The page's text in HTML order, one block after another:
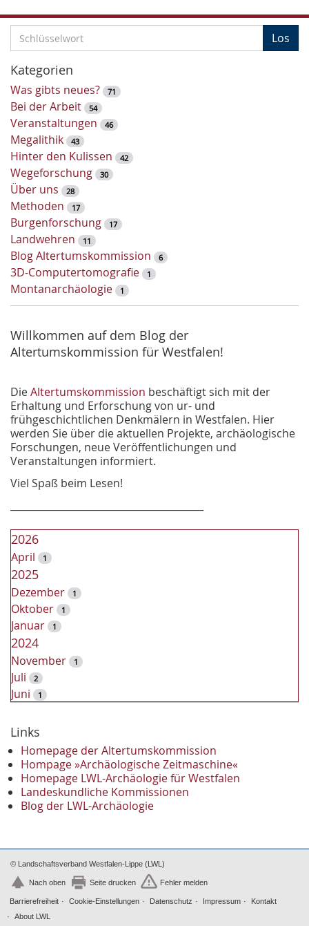
c
h
l
ü
s
s
e
l
w
o
r
t
-
S
u
c
e
Los
Kategorien
Was gibts neues? 71
Bei der Arbeit 54
Veranstaltungen 46
Megalithik 43
Hinter den Kulissen 42
Wegeforschung 30
Über uns 28
Methoden 17
Burgenforschung 17
Landwehren 11
Blog Altertumskommission 6
3D-Computertomografie 1
Montanarchäologie 1
Willkommen auf dem Blog der
Altertumskommission für Westfalen!
DieAltertumskommission beschäftigt sich mit der
Erhaltung und Erforschung von ur- und
frühgeschichtlichen Denkmälern in Westfalen. Hier
werden Sie über die aktuellen Projekte, archäologische
Forschungen, neue Veröffentlichungen und
Veranstaltungen informiert.
Viel Spaß beim Lesen!
2026
April 1
2025
Dezember 1
Oktober 1
Januar 1
2024
November 1
Juli 2
Juni 1
Dezember
November 2
Oktober 1
September 2
August 1
Mai 1
Januar 3
2022
Oktober 1
September 1
Juni 1
Links
Homepage der Altertumskommission
Hompage »Archäologische Zeitmaschine«
Homepage LWL-Archäologie für Westfalen
Landeskundliche Kommissionen
Blog der LWL-Archäologie
© Landschaftsverband Westfalen-Lippe (LWL)
Nach oben Seite drucken Fehler melden
Barrierefreiheit Cookie-Einstellungen Datenschutz Impressum
Kontakt
About LWL